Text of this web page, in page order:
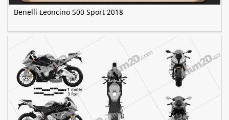
Benelli Leoncino 500 Sport 2018